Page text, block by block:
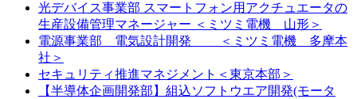
光デバイス事業部 スマートフォン用アクチュエータの
生産設備管理マネージャー ＜ミツミ電機 山形＞
電源事業部 電気設計開発 ＜ミツミ電機 多摩本
社＞
セキュリティ推進マネジメント＜東京本部＞
【半導体企画開発部】組込ソフトウエア開発(モータ